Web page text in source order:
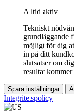
Alltid aktiv
Tekniskt
grundläggande
möjligt för dig
in på ditt
slutsatser om
resultat
Spara inställningar
Integritetspolicy